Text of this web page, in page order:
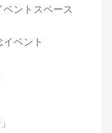
ントスペース
ベント